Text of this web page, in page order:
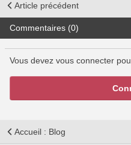
Article précédent
Commentaires (0)
Vous devez vous connecter
Accueil : Blog